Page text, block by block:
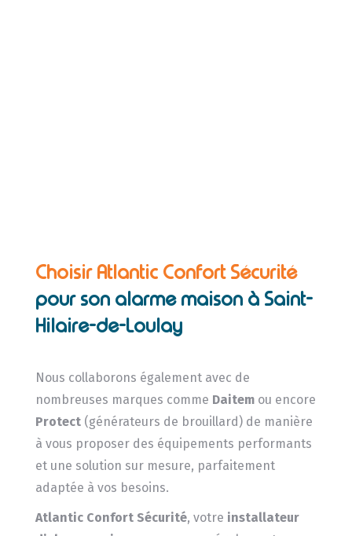
Choisir Atlantic Confort Sécurité
pour son alarme maison à Saint-
Hilaire-de-Loulay
Nous collaborons également avec de
nombreuses marques comme Daitemou encore
Protect (générateurs de brouillard) de manière
à vous proposer des équipements performants
et une solution sur mesure, parfaitement
adaptée à vos besoins.
Atlantic Confort Sécurité, votre installateur